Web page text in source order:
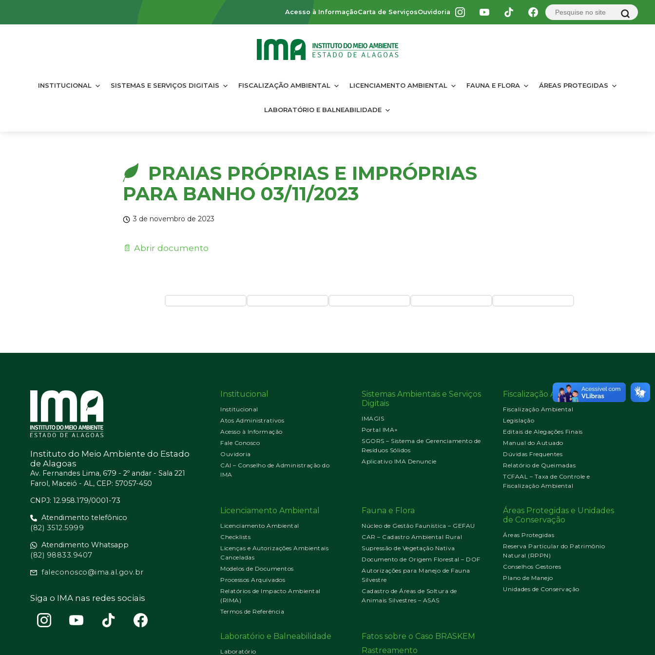
Acesso à InformaçãoCarta de ServiçosOuvidoria
INSTITUCIONAL SISTEMAS E SERVIÇOS DIGITAIS FISCALIZAÇÃO AMBIENTAL LICENCIAMENTO AMBIENTAL FAUNA E FLORA ÁREAS PROTEGIDAS
LABORATÓRIO E BALNEABILIDADE
PRAIAS PRÓPRIAS E IMPRÓPRIAS
PARA BANHO 03/11/2023
3 de novembro de 2023
📄 Abrir documento
Instituto do Meio Ambiente do Estado
de Alagoas
Av. Fernandes Lima, 679 - 2º andar - Sala 221
Farol, Maceió - AL, CEP: 57057-450
CNPJ: 12.958.179/0001-73
Atendimento telefônico
(82) 3512.5999
Atendimento Whatsapp
(82) 98833.9407
faleconosco@ima.al.gov.br
Siga o IMA nas redes sociais
Institucional
Institucional
Atos Administrativos
Acesso à Informação
Fale Conosco
Ouvidoria
CAI – Conselho de Administração do
IMA
Sistemas Ambientais e Serviços
Digitais
IMAGIS
Portal IMA+
SGORS – Sistema de Gerenciamento de
Resíduos Sólidos
Aplicativo IMA Denuncie
Fiscalização Ambiental
Fiscalização Ambiental
Legislação
Editais de Alegações Finais
Manual do Autuado
Dúvidas Frequentes
Relatório de Queimadas
TCFAAL – Taxa de Controle e
Fiscalização Ambiental
Licenciamento Ambiental
Licenciamento Ambiental
Checklists
Licenças e Autorizações Ambientais
Canceladas
Modelos de Documentos
Processos Arquivados
Relatórios de Impacto Ambiental
(RIMA)
Termos de Referência
Fauna e Flora
Núcleo de Gestão Faunística – GEFAU
CAR – Cadastro Ambiental Rural
Supressão de Vegetação Nativa
Documento de Origem Florestal – DOF
Autorizações para Manejo de Fauna
Silvestre
Cadastro de Áreas de Soltura de
Animais Silvestres – ASAS
Áreas Protegidas e Unidades
de Conservação
Áreas Protegidas
Reserva Particular do Patrimônio
Natural (RPPN)
Conselhos Gestores
Plano de Manejo
Unidades de Conservação
Laboratório e Balneabilidade
Laboratório
Fatos sobre o Caso BRASKEM
Rastreamento